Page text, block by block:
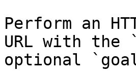
Perform an
URL with the
optional